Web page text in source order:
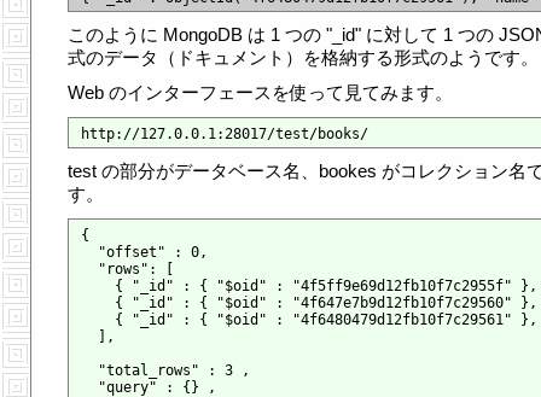
このように MongoDB は 1 つの "_id" に対して 1 つの
式のデータ（ドキュメント）を格納する形式のようです。
Web のインターフェースを使って見てみます。
test の部分がデータベース名、bookes がコレクション名
す。
{
  "offset" : 0,
  "rows": [
{ "_id" : { "$oid" : "4f5ff9e69d12fb10f7c2955f"
{ "_id" : { "$oid" : "4f647e7b9d12fb10f7c29560"
{ "_id" : { "$oid" : "4f6480479d12fb10f7c29561"
  ],
  "total_rows" : 3 ,
  "query" : {} ,